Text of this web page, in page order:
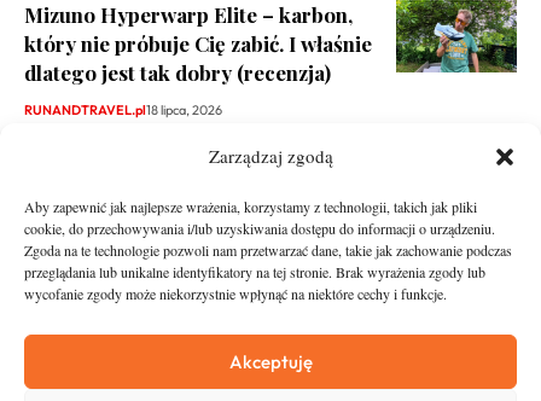
Zarządzaj zgodą
Aby zapewnić jak najlepsze wrażenia, korzystamy z technologii, takich jak pliki
cookie, do przechowywania i/lub uzyskiwania dostępu do informacji o urządzeniu.
Zgoda na te technologie pozwoli nam przetwarzać dane, takie jak zachowanie podczas
przeglądania lub unikalne identyfikatory na tej stronie. Brak wyrażenia zgody lub
wycofanie zgody może niekorzystnie wpłynąć na niektóre cechy i funkcje.
Akceptuję
Mizuno Hyperwarp Elite – karbon,
który nie próbuje Cię zabić. I właśnie
dlatego jest tak dobry (recenzja)
RUNANDTRAVEL.pl18 lipca, 2026
Asfalt
O nas
Zostań Patronem